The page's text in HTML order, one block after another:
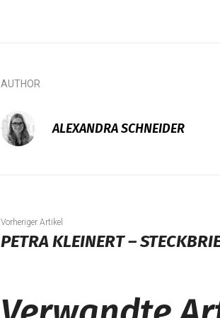
AUTHOR
ALEXANDRA SCHNEIDER
Vorheriger Artikel
PETRA KLEINERT –